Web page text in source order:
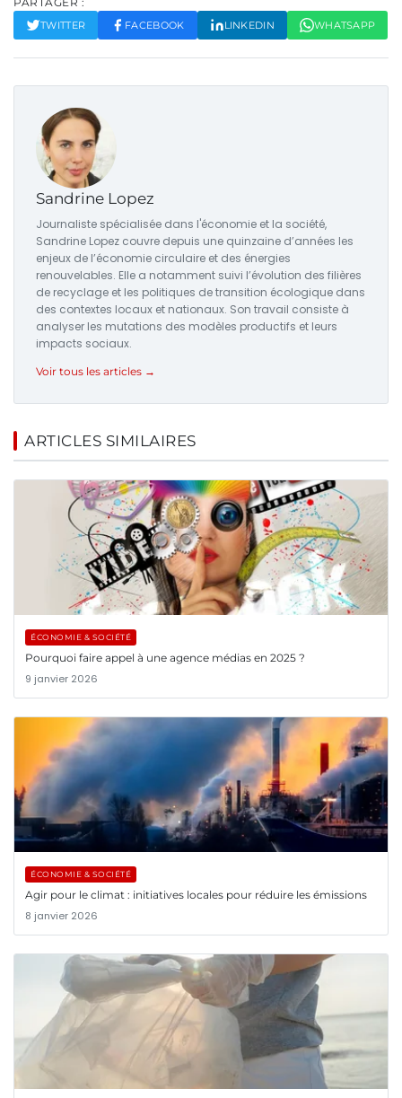
TWITTER FACEBOOK LINKEDIN WHATSAPP
Sandrine Lopez
Journaliste spécialisée dans l'économie et la société,
Sandrine Lopez couvre depuis une quinzaine d’années les
enjeux de l’économie circulaire et des énergies
renouvelables. Elle a notamment suivi l’évolution des filières
de recyclage et les politiques de transition écologique dans
des contextes locaux et nationaux. Son travail consiste à
analyser les mutations des modèles productifs et leurs
impacts sociaux.
Voir tous les articles →
ARTICLES SIMILAIRES
ÉCONOMIE & SOCIÉTÉ
Pourquoi faire appel à une agence médias en 2025 ?
9 janvier 2026
ÉCONOMIE & SOCIÉTÉ
Agir pour le climat : initiatives locales pour réduire les émissions
8 janvier 2026